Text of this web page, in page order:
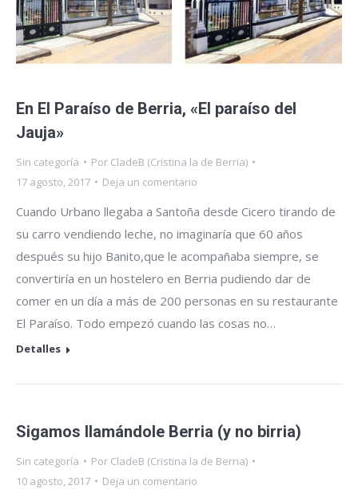
En El Paraíso de Berria, «El paraíso del
Jauja»
Sin categoría Por CladeB (Cristina la de Berria)
17 agosto, 2017
Deja un comentario
Cuando Urbano llegaba a Santoña desde Cicero tirando de
su carro vendiendo leche, no imaginaría que 60 años
después su hijo Banito,que le acompañaba siempre, se
convertiría en un hostelero en Berria pudiendo dar de
comer en un día a más de 200 personas en su restaurante
El Paraíso. Todo empezó cuando las cosas no…
Detalles
Sigamos llamándole Berria (y no birria)
Sin categoría Por CladeB (Cristina la de Berria)
10 agosto, 2017
Deja un comentario